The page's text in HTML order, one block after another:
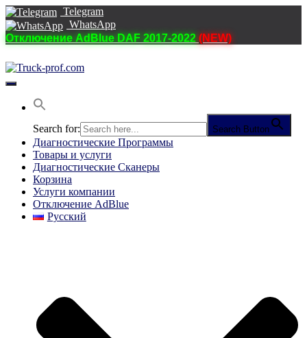
Telegram
WhatsApp
Отключение AdBlue DAF 2017-2022 (NEW)
Переключить
навигацию
Search for: Search Button
Диагностические Программы
Товары и услуги
Диагностические Сканеры
Корзина
Услуги компании
Отключение AdBlue
Русский